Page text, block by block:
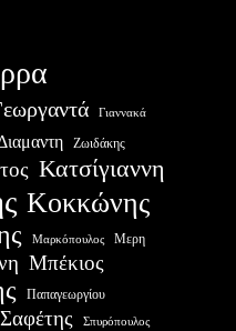
Γιαννακά
Ζωιδάκης
Κατσίγιαννη
Κοκκώνης
Μαρκόπουλος Μερη
Μπέκιος
Παπαγεωργίου
Σαφέτης Σπυρόπουλος